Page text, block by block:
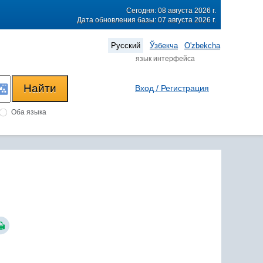
Сегодня: 08 августа 2026 г.
Дата обновления базы: 07 августа 2026 г.
Русский Ўзбекча O'zbekcha
язык интерфейса
Оба языка
Вход / Регистрация